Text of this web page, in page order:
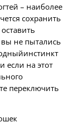
– наиболее
сохранить
не пытались
если на этот
переключить